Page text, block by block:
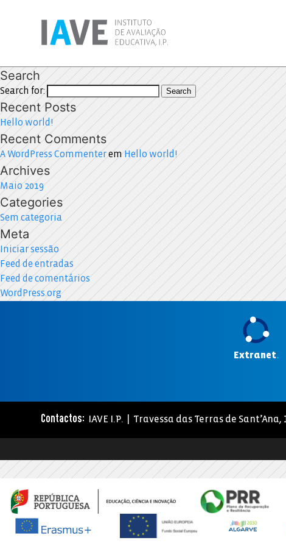
Search
Search for: Search
Recent Posts
Hello world!
Recent Comments
A WordPress Commenterem Hello world!
Archives
Maio 2019
Categories
Sem categoria
Meta
Iniciar sessão
Feed de entradas
Feed de comentários
WordPress.org
Extranet.
Contactos: IAVE I.P. | Travessa das Terras de Sant’Ana,